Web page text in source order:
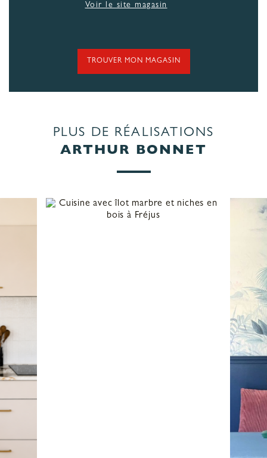
Voir le site magasin
TROUVER MON MAGASIN
PLUS DE RÉALISATIONS
ARTHUR BONNET